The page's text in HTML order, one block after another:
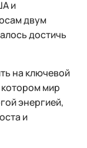
и
двум
достичь
на ключевой
котором мир
энергией,
и